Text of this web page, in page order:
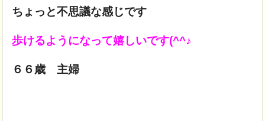
ちょっと不思議な感じです
歩けるようになって嬉しいです(^^♪
６６歳 主婦